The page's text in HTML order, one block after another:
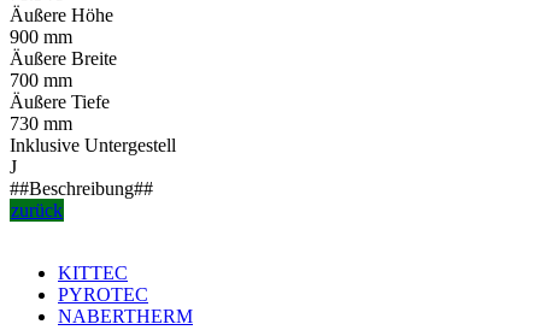
Äußere Höhe
900 mm
Äußere Breite
700 mm
Äußere Tiefe
730 mm
Inklusive Untergestell
J
##Beschreibung##
zurück
KITTEC
PYROTEC
NABERTHERM